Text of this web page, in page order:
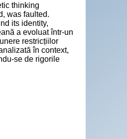
thinking
was faulted.
its identity,
a evoluat într-un
restricțiilor
în context,
se de rigorile